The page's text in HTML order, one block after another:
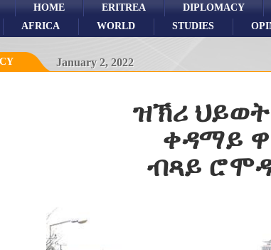
DIPLOMACY
ERITREA
HOME
STUDIES
WORLD
AFRICA
January 2, 2022
ዝኽሪ
ቀዳማይ
ብጻይ